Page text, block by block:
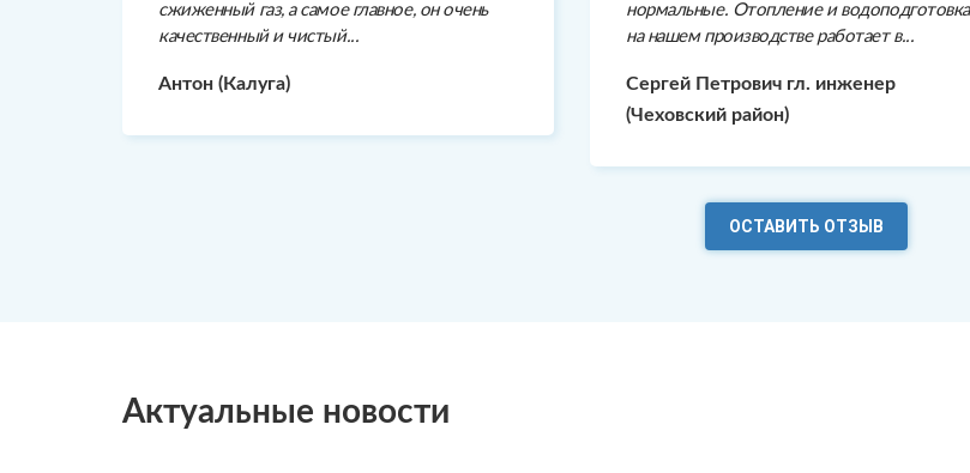
сжиженный газ, а самое главное, он очень
качественный и чистый...
Антон (Калуга)
нормальные. Отопление и водоподготовка
на нашем производстве работает в...
Сергей Петрович гл. инженер
(Чеховский район)
ОСТАВИТЬ ОТЗЫВ
Актуальные новости